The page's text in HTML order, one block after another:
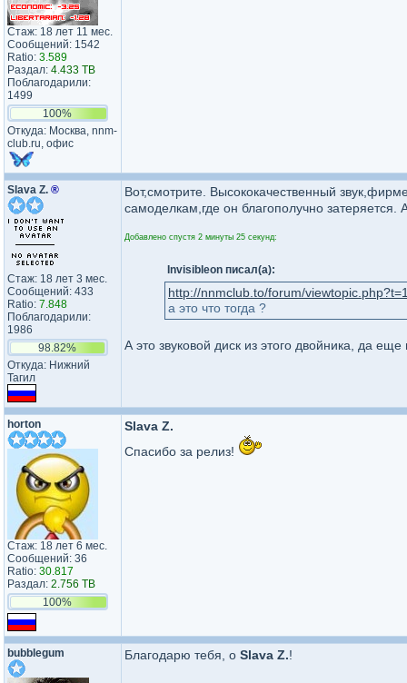
Стаж: 18 лет 11 мес.
Сообщений: 1542
Ratio: 3.589
Раздал: 4.433 TB
Поблагодарили:
1499
100%
Откуда: Москва, nnm-
club.ru, офис
Slava Z. ®
Стаж: 18 лет 3 мес.
Сообщений: 433
Ratio: 7.848
Поблагодарили:
1986
98.82%
Откуда: Нижний
Тагил
Вот,смотрите. Высококачественный
самоделкам,где он благополучно
Добавлено спустя 2 минуты 25 секунд:
Invisibleon писал(а):
http://nnmclub.to/forum/
а это что тогда ?
А это звуковой диск из этого двойника, да
horton
Стаж: 18 лет 6 мес.
Сообщений: 36
Ratio: 30.817
Раздал: 2.756 TB
100%
Slava Z.
Спасибо за релиз!
bubblegum Благодарю тебя, о Slava Z.!